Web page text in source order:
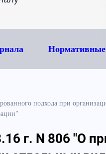
подхода при
г. N 806 "О